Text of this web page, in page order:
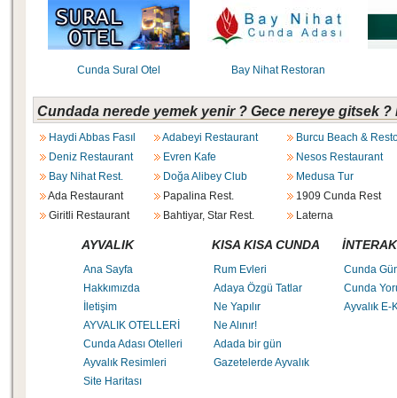
Cunda Sural Otel Bay Nihat Restoran
Cundada nerede yemek yenir ? Gece nereye gitsek
Haydi Abbas Fasıl Adabeyi Restaurant
Burcu Beach &
Deniz Restaurant
Evren Kafe
Nesos Restaurant
Bay Nihat Rest.
Doğa Alibey Club
Medusa Tur
Ada Restaurant
Papalina Rest.
1909 Cunda Rest
Giritli Restaurant
Bahtiyar, Star Rest. Laterna
AYVALIK KISA KISA CUNDA
Ana Sayfa
Hakkımızda
İletişim
AYVALIK OTELLERİ
Cunda Adası Otelleri
Ayvalık Resimleri
Site Haritası
Rum Evleri
Adaya Özgü Tatlar
Ne Yapılır
Ne Alınır!
Adada bir gün
Gazetelerde Ayvalık
Cunda
Cunda
Ayvalık E-